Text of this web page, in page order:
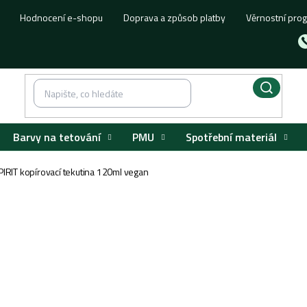
Hodnocení e-shopu Doprava a způsob platby Věrnostní
Barvy na tetování PMU Spotřební materiál
kopírovací tekutina 120ml vegan